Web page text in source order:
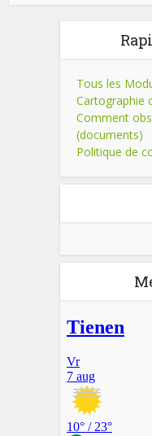
Tous les
Cartographie
Comment
(documents)
Politique de